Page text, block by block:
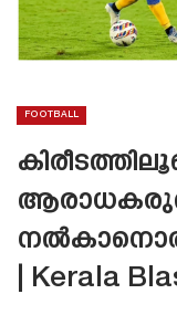
FOOTBALL
| Kerala